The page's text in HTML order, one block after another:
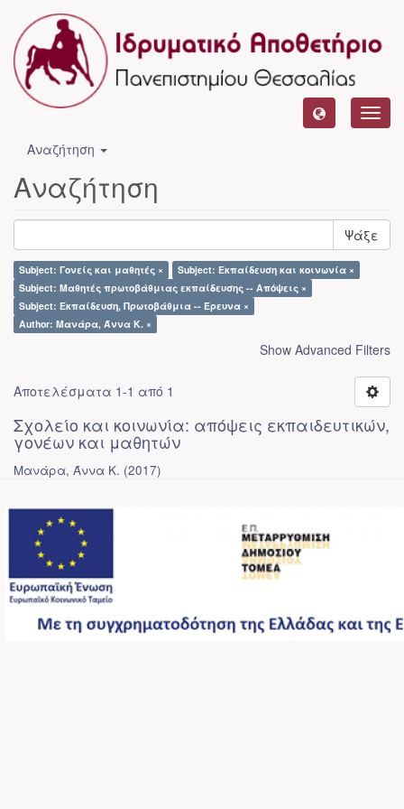
Αναζήτηση
Αναζήτηση
Ψάξε
Subject: Γονείς και μαθητές ×
Subject: Εκπαίδευση και κοινωνία ×
Subject: Μαθητές πρωτοβάθμιας εκπαίδευσης -- Απόψεις ×
Subject: Εκπαίδευση, Πρωτοβάθμια -- Έρευνα ×
Author: Μανάρα, Άννα Κ. ×
Show Advanced Filters
Αποτελέσματα 1-1 από 1
Σχολείο και κοινωνία: απόψεις εκπαιδευτικών,
γονέων και μαθητών
Μανάρα, Άννα Κ. (2017)